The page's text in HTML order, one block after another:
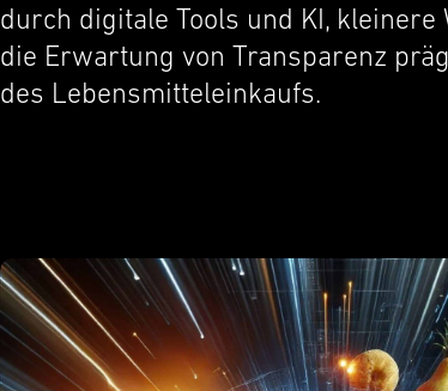
durch digitale Tools und KI, kleinere
die Erwartung von Trans­parenz
des Lebens­mit­teleinkaufs.